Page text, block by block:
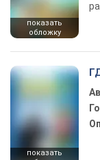
показать
обложку
показать